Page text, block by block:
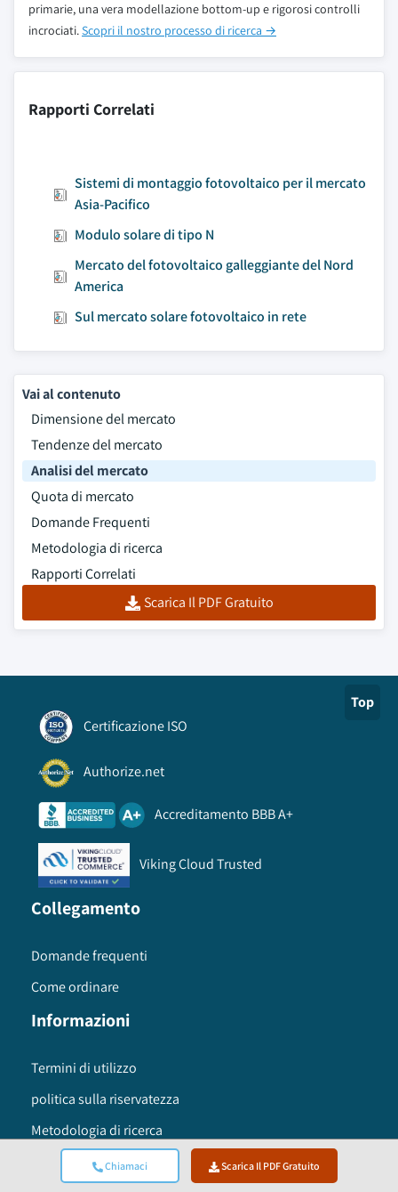
Chiamaci Scarica Il PDF Gratuito
primarie, una vera modellazione bottom-up e rigorosi controlli
incrociati.Scopri il nostro processo di ricerca →
Rapporti Correlati
Sistemi di montaggio fotovoltaico per il mercato
Asia-Pacifico
Modulo solare di tipo N
Mercato del fotovoltaico galleggiante del Nord
America
Sul mercato solare fotovoltaico in rete
Vai al contenuto
Dimensione del mercato
Tendenze del mercato
Analisi del mercato
Quota di mercato
Domande Frequenti
Metodologia di ricerca
Rapporti Correlati
Scarica Il PDF Gratuito
Top
Certificazione ISO
Authorize.net
Accreditamento BBB A+
Viking Cloud Trusted
Collegamento
Domande frequenti
Come ordinare
Informazioni
Termini di utilizzo
politica sulla riservatezza
Metodologia di ricerca
Sede globale